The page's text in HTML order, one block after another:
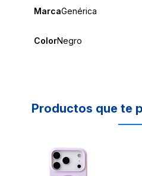
MarcaGenérica
ColorNegro
Productos que te